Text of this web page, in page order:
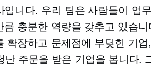
입니다. 우리 팀은 사람들이 업
충분한 역량을 갖추고 있습
확장하고 문제점에 부딪힌 기업
난 주문을 받은 기업을 봅니다.